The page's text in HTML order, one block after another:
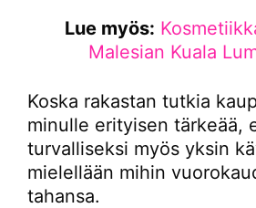
Lue myös:
Malesian Kuala
Koska rakastan tutkia
minulle erityisen tärkeää,
turvalliseksi myös yksin
mielellään mihin
tahansa.